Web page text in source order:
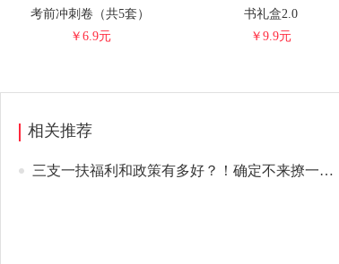
考前冲刺卷（共5套）
￥6.9元
书礼盒2.0
￥9.9元
相关推荐
三支一扶福利和政策有多好？！确定不来撩一下？